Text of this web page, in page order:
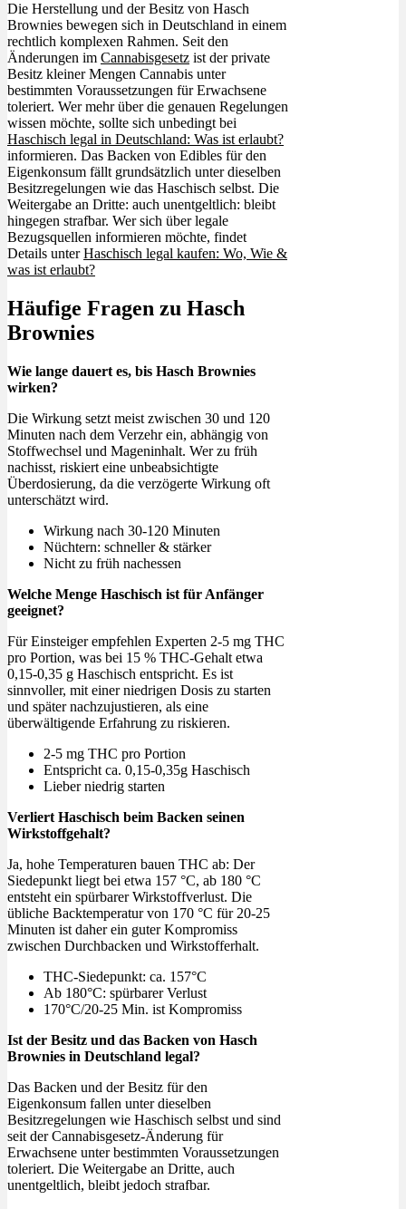
Die Herstellung und der Besitz von Hasch
Brownies bewegen sich in Deutschland in einem
rechtlich komplexen Rahmen. Seit den
Änderungen im Cannabisgesetz ist der private
Besitz kleiner Mengen Cannabis unter
bestimmten Voraussetzungen für Erwachsene
toleriert. Wer mehr über die genauen Regelungen
wissen möchte, sollte sich unbedingt bei
Haschisch legal in Deutschland: Was ist erlaubt?
informieren. Das Backen von Edibles für den
Eigenkonsum fällt grundsätzlich unter dieselben
Besitzregelungen wie das Haschisch selbst. Die
Weitergabe an Dritte: auch unentgeltlich: bleibt
hingegen strafbar. Wer sich über legale
Bezugsquellen informieren möchte, findet
Details unterHaschisch legal kaufen: Wo, Wie &
was ist erlaubt?
Häufige Fragen zu Hasch
Brownies
Wie lange dauert es, bis Hasch Brownies
wirken?
Die Wirkung setzt meist zwischen 30 und 120
Minuten nach dem Verzehr ein, abhängig von
Stoffwechsel und Mageninhalt. Wer zu früh
nachisst, riskiert eine unbeabsichtigte
Überdosierung, da die verzögerte Wirkung oft
unterschätzt wird.
Wirkung nach 30-120 Minuten
Nüchtern: schneller & stärker
Nicht zu früh nachessen
Welche Menge Haschisch ist für Anfänger
geeignet?
Für Einsteiger empfehlen Experten 2-5 mg THC
pro Portion, was bei 15 % THC-Gehalt etwa
0,15-0,35 g Haschisch entspricht. Es ist
sinnvoller, mit einer niedrigen Dosis zu starten
und später nachzujustieren, als eine
überwältigende Erfahrung zu riskieren.
2-5 mg THC pro Portion
Entspricht ca. 0,15-0,35g Haschisch
Lieber niedrig starten
Verliert Haschisch beim Backen seinen
Wirkstoffgehalt?
Ja, hohe Temperaturen bauen THC ab: Der
Siedepunkt liegt bei etwa 157 °C, ab 180 °C
entsteht ein spürbarer Wirkstoffverlust. Die
übliche Backtemperatur von 170 °C für 20-25
Minuten ist daher ein guter Kompromiss
zwischen Durchbacken und Wirkstofferhalt.
THC-Siedepunkt: ca. 157°C
Ab 180°C: spürbarer Verlust
170°C/20-25 Min. ist Kompromiss
Ist der Besitz und das Backen von Hasch
Brownies in Deutschland legal?
Das Backen und der Besitz für den
Eigenkonsum fallen unter dieselben
Besitzregelungen wie Haschisch selbst und sind
seit der Cannabisgesetz-Änderung für
Erwachsene unter bestimmten Voraussetzungen
toleriert. Die Weitergabe an Dritte, auch
unentgeltlich, bleibt jedoch strafbar.